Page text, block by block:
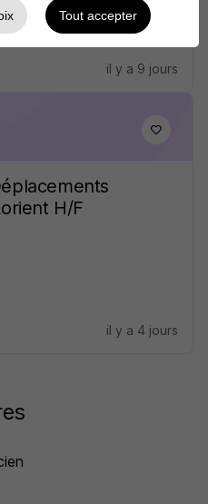
- 2 230 € / mois
il y a 9 jours
H/F
il y a 4 jours
Tout accepter